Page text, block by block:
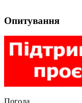
Опитування